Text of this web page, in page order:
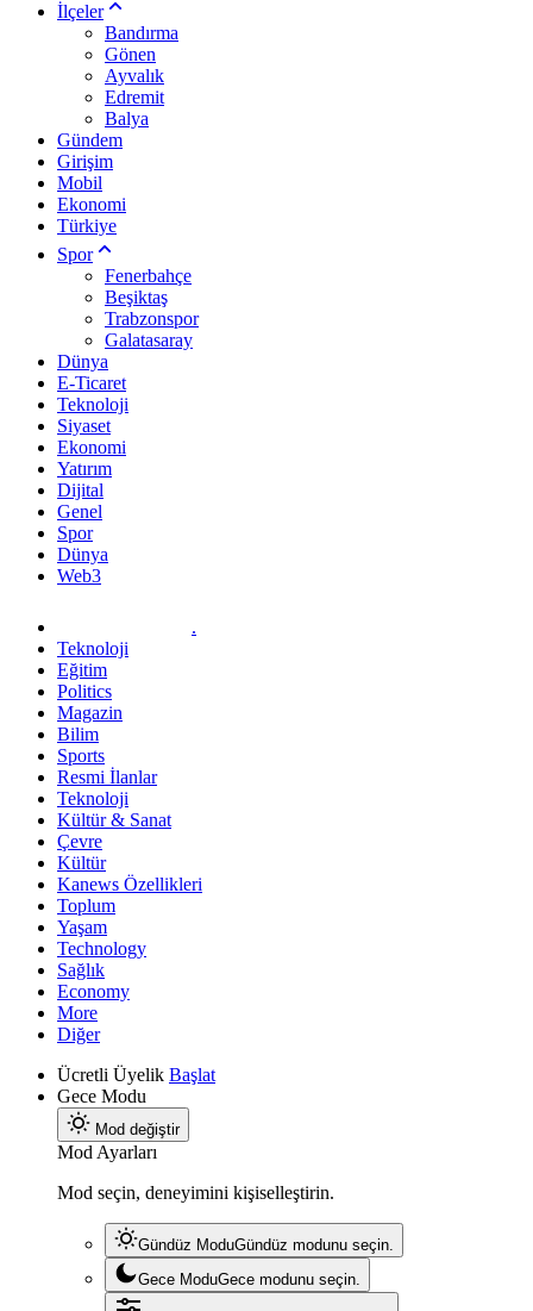
İlçeler
Bandırma
Gönen
Ayvalık
Edremit
Balya
Gündem
Girişim
Mobil
Ekonomi
Türkiye
Spor
Fenerbahçe
Beşiktaş
Trabzonspor
Galatasaray
Dünya
E-Ticaret
Teknoloji
Siyaset
Ekonomi
Yatırım
Dijital
Genel
Spor
Dünya
Web3
.
Teknoloji
Eğitim
Politics
Magazin
Bilim
Sports
Resmi İlanlar
Teknoloji
Kültür & Sanat
Çevre
Kültür
Kanews Özellikleri
Toplum
Yaşam
Technology
Sağlık
Economy
More
Diğer
Ücretli Üyelik Başlat
Gece Modu
Mod değiştir
Mod Ayarları
Mod seçin, deneyimini kişiselleştirin.
Gündüz ModuGündüz modunu seçin.
Gece ModuGece modunu seçin.